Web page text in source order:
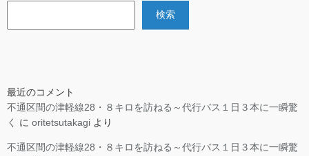
検索
最近のコメント
不通区間の津軽線28・８キロを訪ねる～代行バス１日３本に一瞬驚
く
に oritetsutakagi より
不通区間の津軽線28・８キロを訪ねる～代行バス１日３本に一瞬驚